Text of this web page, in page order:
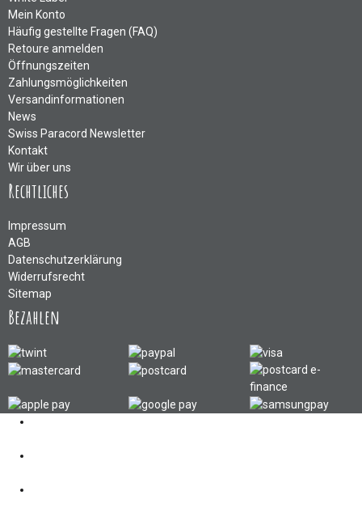
Mein Konto
Häufig gestellte Fragen (FAQ)
Retoure anmelden
Öffnungszeiten
Zahlungsmöglichkeiten
Versandinformationen
News
Swiss Paracord Newsletter
Kontakt
Wir über uns
Rechtliches
Impressum
AGB
Datenschutzerklärung
Widerrufsrecht
Sitemap
Bezahlen